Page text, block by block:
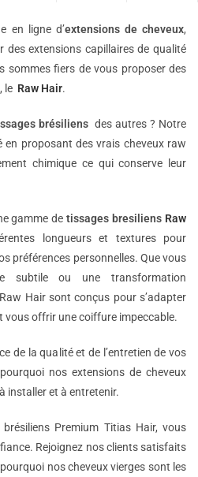
en ligne d’extensions decheveux,
des extensions capillaires de qualité
sommes fiers de vous proposer des
le Raw Hair.
brésiliens des autres ? Notre
en proposant des vrais cheveux raw
chimique ce qui conserve leur
gamme detissages bresiliens Raw
longueurs et textures pour
préférences personnelles. Que vous
subtile ou une transformation
Hair sont conçus pour s’adapter
vous offrir une coiffure impeccable.
de la qualité et de l’entretien de vos
nos extensions de cheveux
installer et à entretenir.
Premium Titias Hair, vous
Rejoignez nos clients satisfaits
nos cheveux vierges sont les